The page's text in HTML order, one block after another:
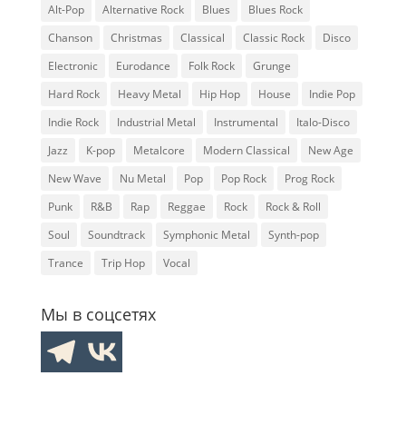
Alt-Pop Alternative Rock Blues
Blues Rock
Chanson
Christmas Classical Classic Rock
Disco
Electronic
Eurodance Folk Rock
Grunge
Hard Rock
Heavy Metal Hip Hop House
Indie Pop
Indie Rock
Industrial Metal Instrumental
Italo-Disco
Jazz
K-pop Metalcore Modern Classical
New Age
New Wave
Nu Metal Pop Pop Rock
Prog Rock
Punk
R&B Rap Reggae Rock
Rock & Roll
Soul
Soundtrack Symphonic Metal
Synth-pop
Trance
Trip Hop Vocal
Мы в соцсетях